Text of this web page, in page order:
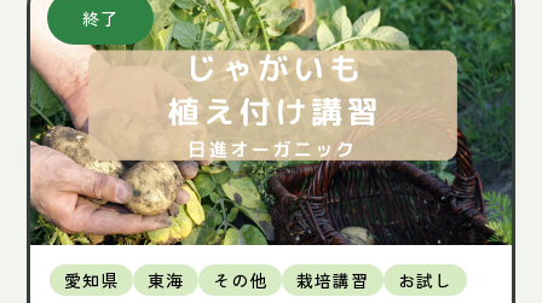
愛知県 東海 その他 栽培講習 お試し